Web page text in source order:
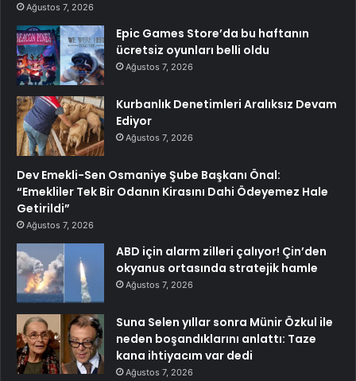
Ağustos 7, 2026
Epic Games Store’da bu haftanın
ücretsiz oyunları belli oldu
Ağustos 7, 2026
Kurbanlık Denetimleri Aralıksız Devam
Ediyor
Ağustos 7, 2026
Dev Emekli-Sen Osmaniye Şube Başkanı Önal:
“Emekliler Tek Bir Odanın Kirasını Dahi Ödeyemez Hale
Getirildi”
Ağustos 7, 2026
ABD için alarm zilleri çalıyor! Çin’den
okyanus ortasında stratejik hamle
Ağustos 7, 2026
Suna Selen yıllar sonra Münir Özkul ile
neden boşandıklarını anlattı: Taze
kana ihtiyacım var dedi
Ağustos 7, 2026